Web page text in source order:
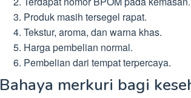
Produk masih tersegel rapat.
Tekstur, aroma, dan warna khas.
Harga pembelian normal.
Pembelian dari tempat terpercaya.
Bahaya merkuri bagi